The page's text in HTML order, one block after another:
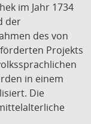
im Jahr 1734
der
des von
Projekts
in einem
Die